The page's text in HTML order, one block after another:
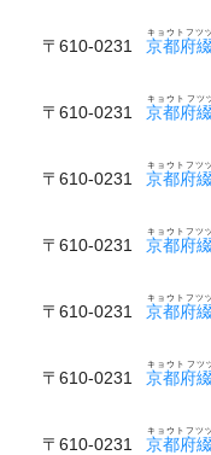
〒610-0231 京都府
キョウトフツ
〒610-0231 京都府
キョウトフツ
〒610-0231 京都府
キョウトフツ
〒610-0231 京都府
キョウトフツ
〒610-0231 京都府
キョウトフツ
〒610-0231 京都府
キョウトフツ
〒610-0231 京都府
キョウトフツ